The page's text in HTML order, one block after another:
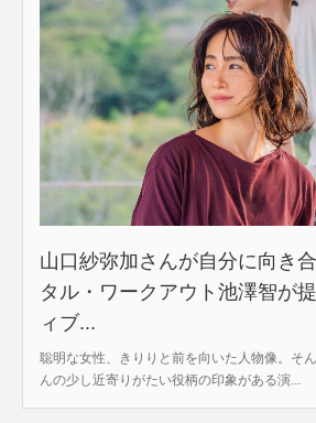
山口紗弥加さんが自分に向き
タル・ワークアウト池澤智が
ィブ...
聡明な女性、きりりと前を向いた人物像。そ
んの少し近寄りがたい役柄の印象がある演...